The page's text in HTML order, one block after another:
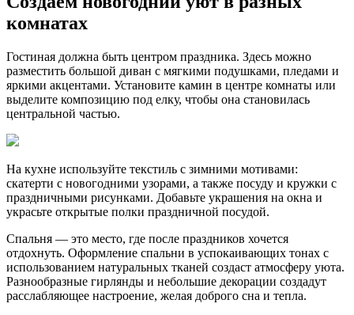
комнатах
Гостиная должна быть центром праздника. Здесь можно
разместить большой диван с мягкими подушками, пледами и
яркими акцентами. Установите камин в центре комнаты или
выделите композицию под елку, чтобы она становилась
центральной частью.
На кухне используйте текстиль с зимними мотивами:
скатерти с новогодними узорами, а также посуду и кружки с
праздничными рисунками. Добавьте украшения на окна и
украсьте открытые полки праздничной посудой.
Спальня — это место, где после праздников хочется
отдохнуть. Оформление спальни в успокаивающих тонах с
использованием натуральных тканей создаст атмосферу уюта.
Разнообразные гирлянды и небольшие декорации создадут
расслабляющее настроение, желая доброго сна и тепла.